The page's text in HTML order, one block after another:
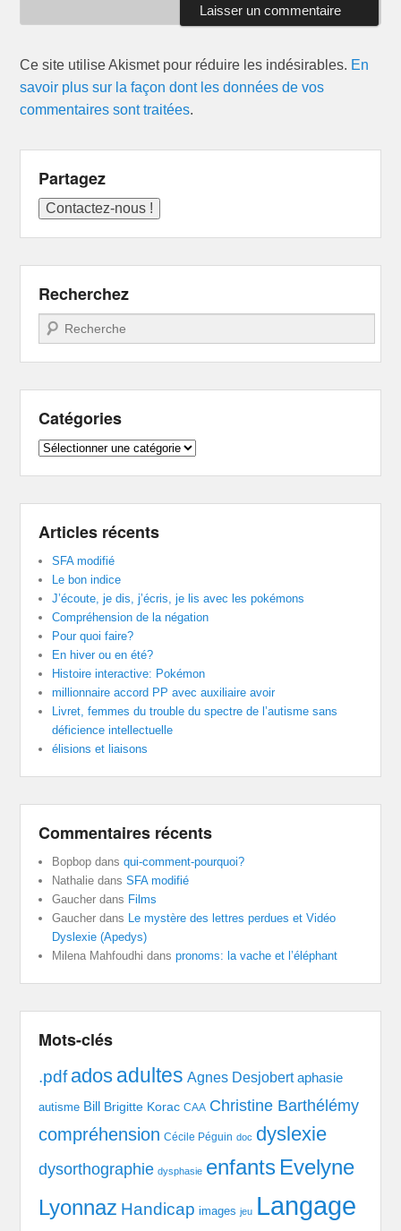
Ce site utilise Akismet pour réduire les indésirables. En
savoir plus sur la façon dont les données de vos
commentaires sont traitées.
Partagez
Recherchez
Recherche
Catégories
Catégories
Articles récents
SFA modifié
Le bon indice
J’écoute, je dis, j’écris, je lis avec les pokémons
Compréhension de la négation
Pour quoi faire?
En hiver ou en été?
Histoire interactive: Pokémon
millionnaire accord PP avec auxiliaire avoir
Livret, femmes du trouble du spectre de l’autisme sans
déficience intellectuelle
élisions et liaisons
Commentaires récents
Bopbop dansqui-comment-pourquoi?
Nathalie dansSFA modifié
Gaucher dans Films
Gaucher dans
Le mystère des lettres perdues et Vidéo
Dyslexie (Apedys)
Milena Mahfoudhi danspronoms: la vache et l’éléphant
Mots-clés
.pdf ados adultes Agnes Desjobert aphasie
autisme Bill Brigitte Korac CAA Christine Barthélémy
compréhension Cécile Péguin doc dyslexie
dysorthographie dysphasie enfants Evelyne
Lyonnaz Handicap images jeu Langage